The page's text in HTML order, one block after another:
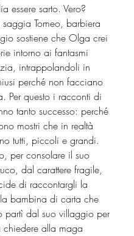
essere sarto. Vero?
saggia Tomeo, barbiera
sostiene che Olga crei
intorno ai fantasmi
intrappolandoli in
perché non facciano
Per questo i racconti di
tanto successo: perché
mostri che in realtà
tutti, piccoli e grandi.
per consolare il suo
dal carattere fragile,
di raccontargli la
bambina di carta che
partì dal suo villaggio per
alla maga